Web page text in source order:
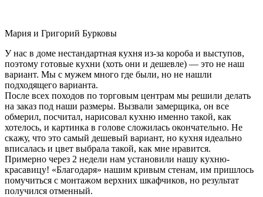
Мария и Григорий Бурковы
У нас в доме нестандартная кухня из-за короба и выступов,
поэтому готовые кухни (хоть они и дешевле) — это не наш
вариант. Мы с мужем много где были, но не нашли
подходящего варианта.
После всех походов по торговым центрам мы решили делать
на заказ под наши размеры. Вызвали замерщика, он все
обмерил, посчитал, нарисовал кухню именно такой, как
хотелось, и картинка в голове сложилась окончательно. Не
скажу, что это самый дешевый вариант, но кухня идеально
вписалась и цвет выбрала такой, как мне нравится.
Примерно через 2 недели нам установили нашу кухню-
красавицу! «Благодаря» нашим кривым стенам, им пришлось
помучиться с монтажом верхних шкафчиков, но результат
получился отменный.